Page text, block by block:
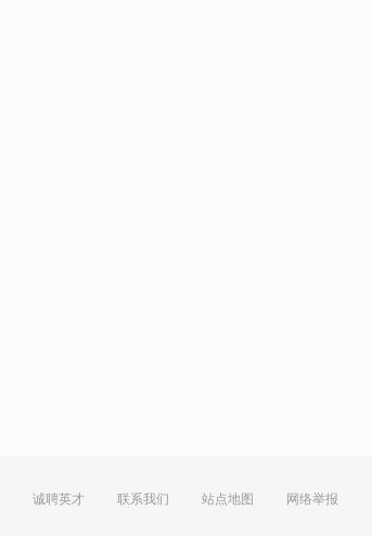
诚聘英才 联系我们 站点地图 网络举报